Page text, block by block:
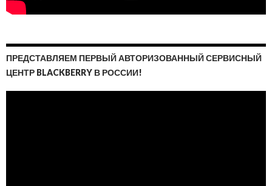
ПРЕДСТАВЛЯЕМ ПЕРВЫЙ АВТОРИЗОВАННЫЙ СЕРВИСНЫЙ
ЦЕНТР BLACKBERRY В РОССИИ!